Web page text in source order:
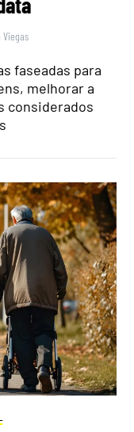
Viegas
faseadas para
melhorar a
considerados